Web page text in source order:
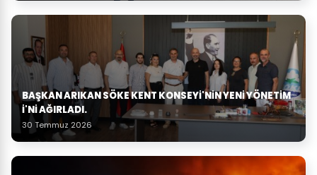
BAŞKAN ARIKAN SÖKE KENT KONSEYI'NIN YENI YÖNETIM
I'NI AĞIRLADI.
30 Temmuz 2026